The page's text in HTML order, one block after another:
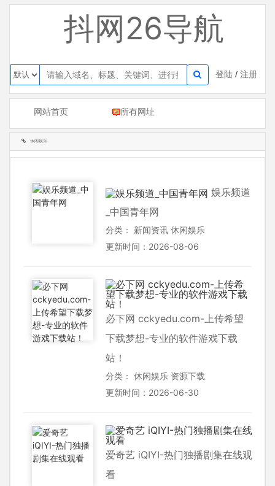
抖网26导航
登陆 /注册
网站首页 所有网址
休闲娱乐
娱乐频道
_中国青年网
分类： 新闻资讯 休闲娱乐
更新时间：2026-08-06
必下网 cckyedu.com-上传希望
下载梦想-专业的软件游戏下载
站！
分类： 休闲娱乐 资源下载
更新时间：2026-06-30
爱奇艺 iQIYI-热门独播剧集在线观
看